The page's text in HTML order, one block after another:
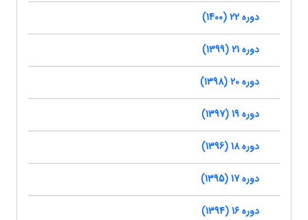
دوره 22 (1400)
دوره 21 (1399)
دوره 20 (1398)
دوره 19 (1397)
دوره 18 (1396)
دوره 17 (1395)
دوره 16 (1394)